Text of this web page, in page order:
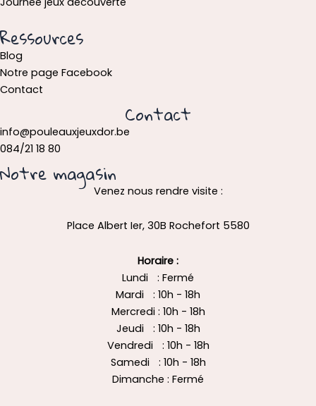
Ressources
Blog
Notre page Facebook
Contact
Contact
info@pouleauxjeuxdor.be
084/21 18 80
Notre magasin
Venez nous rendre visite :
Place Albert Ier, 30B Rochefort 5580
Horaire :
Lundi : Fermé
Mardi : 10h - 18h
Mercredi : 10h - 18h
Jeudi : 10h - 18h
Vendredi : 10h - 18h
Samedi : 10h - 18h
Dimanche : Fermé